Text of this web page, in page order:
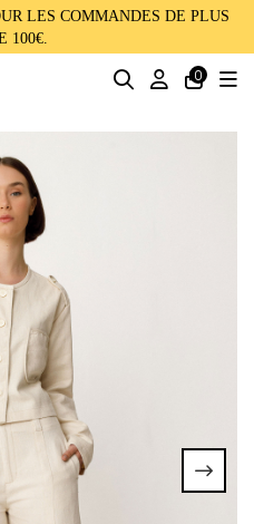
LES COMMANDES DE PLUS
100€.
0